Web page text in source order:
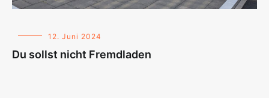
12. Juni 2024
Du sollst nicht Fremdladen